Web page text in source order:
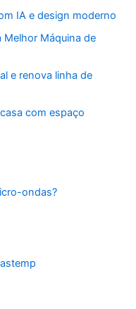
IA e design moderno
Melhor Máquina de
e renova linha de
com espaço
ondas?